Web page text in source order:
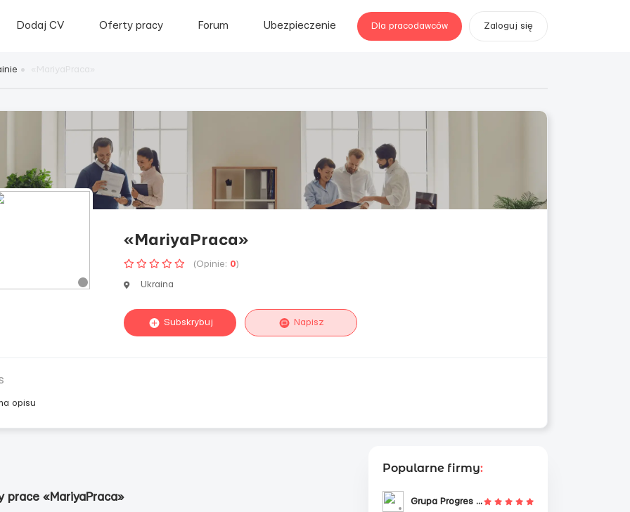
Dodaj CV Oferty pracy Forum Ubezpieczenie Dla pracodawców Zaloguj się
«MariyaPraca»
(Opinie: 0)
Ukraina
Subskrybuj Napisz
opisu
prace «MariyaPraca»
Popularne firmy:
Grupa Progres Sp. z o.o.